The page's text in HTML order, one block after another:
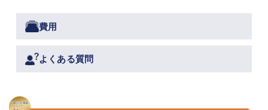
費用
よくある質問